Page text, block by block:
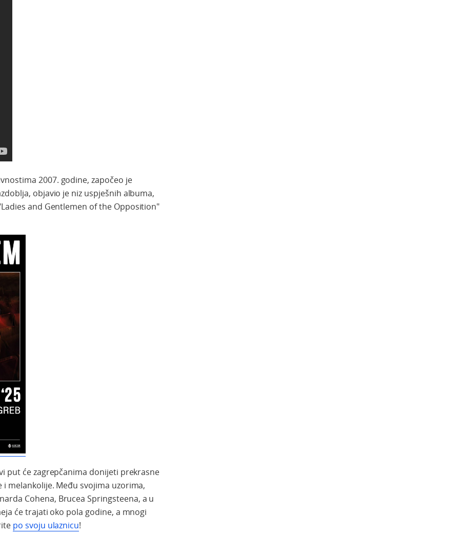
2007. godine,započeo je
, objavio je niz uspješnih albuma,
and Gentlemen of the Opposition"
put će zagrepčanima donijeti prekrasne
melankolije. Među svojima uzorima,
Cohena, Brucea Springsteena, a u
će trajati oko pola godine, a mnogi
po svoju ulaznicu!